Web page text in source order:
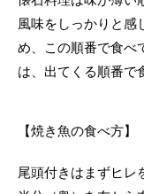
風味をしっかりと感
め、この順番で食べ
は、出てくる順番で
【焼き魚の食べ方】
尾頭付きはまずヒレ